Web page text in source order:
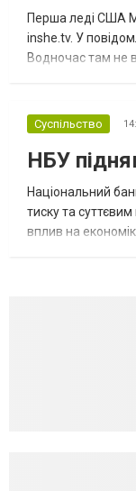
Перша леді США
inshe.tv. У
Водночас там не
Суспільство
НБУ
Національний
тиску та
вплив на